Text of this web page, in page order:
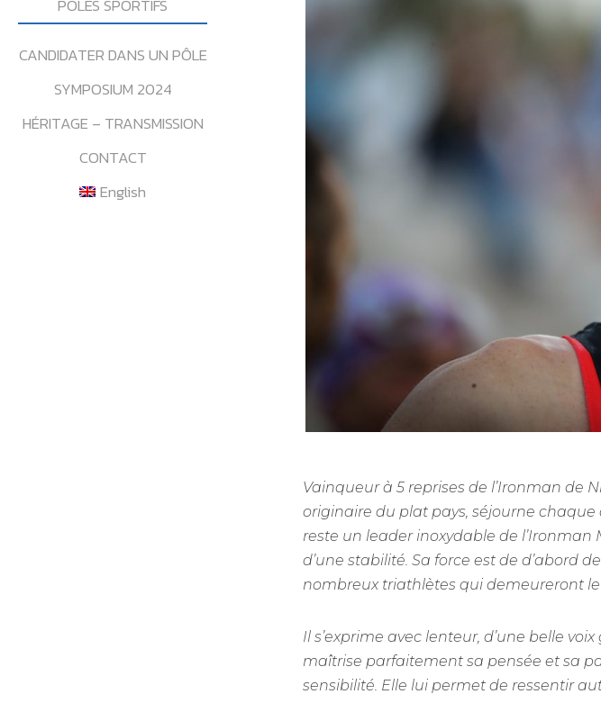
POLES SPORTIFS
CANDIDATER DANS UN PÔLE
SYMPOSIUM 2024
HÉRITAGE – TRANSMISSION
CONTACT
English
Vainqueur à 5 reprises de l’Ironman de
originaire du plat pays, séjourne chaque
reste un leader inoxydable de l’Ironman
d’une stabilité. Sa force est de d’abord
nombreux triathlètes qui demeureront
Il s’exprime avec lenteur, d’une belle
maîtrise parfaitement sa pensée et sa
sensibilité. Elle lui permet de ressentir